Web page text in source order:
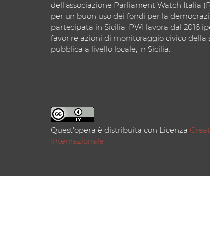
dell’associazione Parliament Watch Italia
per un buon uso dei fondi per la
partecipata in Sicilia. PWI lavora dal 2016
favorire azioni di monitoraggio civico della
pubblica a livello locale, in Sicilia.
Quest'opera è distribuita con Licenza
Internazionale